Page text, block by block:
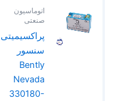
اتوماسیون
صنعتی
پراکسیمیتی
سنسور
Bently
Nevada
330180-